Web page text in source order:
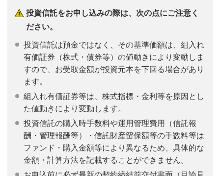
投資信託をお申し込みの際は、次の点にご注意く
ださい。
投資信託は預金ではなく、その基準価額は、組入れ
有価証券（株式・債券等）の値動きにより変動しま
すので、お受取金額が投資元本を下回る場合があり
ます。
組入れ有価証券等は、株式指標・金利等を原因とし
た値動きにより変動します。
投資信託の購入時手数料や運用管理費用（信託報
酬・管理報酬等）・信託財産留保額等の手数料等は
ファンド・購入金額等により異なるため、具体的な
金額・計算方法を記載することができません。